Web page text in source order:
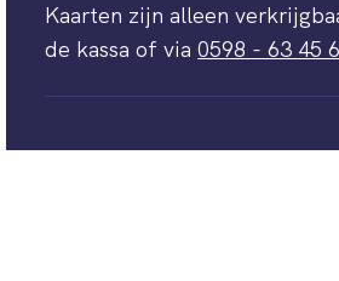
Kaarten zijn alleen
de kassa of via0598 - 63 45